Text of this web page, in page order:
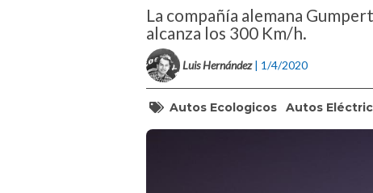
La compañía alemana
alcanza los 300 Km/h.
Luis Hernández | 1/4/2020
Autos Ecologicos Autos